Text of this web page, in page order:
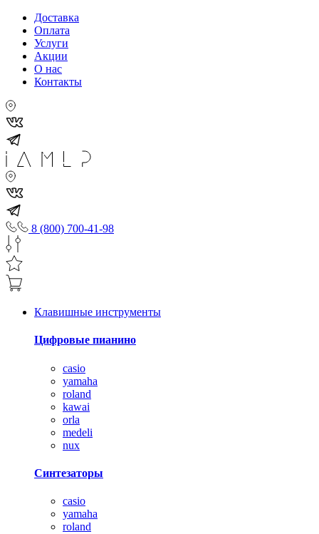
Доставка
Оплата
Услуги
Акции
О нас
Контакты
8 (800) 700-41-98
Клавишные инструменты
Цифровые пианино
casio
yamaha
roland
kawai
orla
medeli
nux
Синтезаторы
casio
yamaha
roland